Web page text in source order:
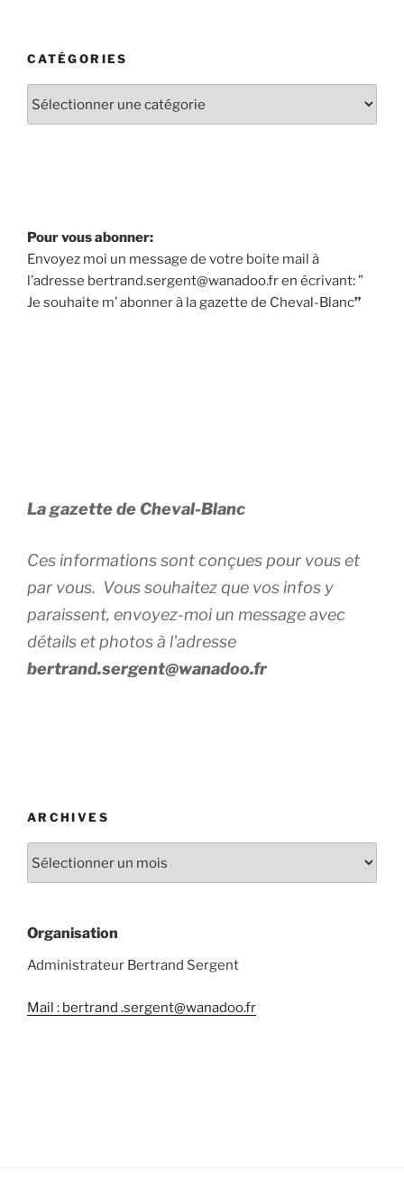
CATÉGORIES
Pour vous abonner:
Envoyez moi un message de votre boite mail à
l’adresse bertrand.sergent@wanadoo.fr en écrivant: ”
Je souhaite m’ abonner à la gazette de Cheval-Blanc”
La gazette de Cheval-Blanc
Ces informations sont conçues pour vous et
par vous. Vous souhaitez que vos infos y
paraissent, envoyez-moi un message avec
détails et photos à l'adresse
bertrand.sergent@wanadoo.fr
ARCHIVES
Organisation
Administrateur Bertrand Sergent
Mail : bertrand .sergent@wanadoo.fr